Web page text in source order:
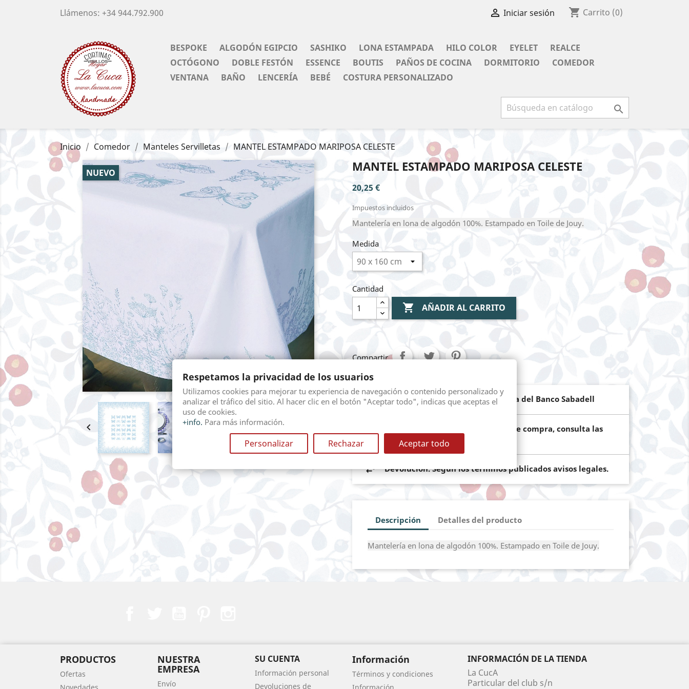
Llámenos: +34 944.792.900  Iniciar sesión shopping_cart Carrito (0)
BESPOKE ALGODÓN EGIPCIO SASHIKO LONA ESTAMPADA HILO COLOR EYELET
REALCE
OCTÓGONO
DOBLE FESTÓN ESSENCE BOUTIS PAÑOS DE COCINA DORMITORIO
COMEDOR
VENTANA
BAÑO LENCERÍA BEBÉ COSTURA PERSONALIZADO

Inicio Comedor Manteles Servilletas MANTEL ESTAMPADO MARIPOSA CELESTE
NUEVO

MANTEL ESTAMPADO MARIPOSA CELESTE
20,25 €
Impuestos incluidos
Mantelería en lona de algodón 100%. Estampado en Toile de Jouy.
Medida
Cantidad
 AÑADIR AL CARRITO
Compartir
Mediante pasarela de pago segura del Banco Sabadell
Envio gratuito según el importe de compra, consulta las
diferentes opciones.
Devolución. Según los terminos publicados avisos legales.
Descripción Detalles del producto
Mantelería en lona de algodón 100%. Estampado en Toile de Jouy.
PRODUCTOS
Ofertas
NUESTRA
EMPRESA
Envío
SU CUENTA
Información personal
Devoluciones de
Información
Términos y condiciones
INFORMACIÓN DE LA TIENDA
La CucA
Particular del club s/n
Respetamos la privacidad de los usuarios
Utilizamos cookies para mejorar tu experiencia de navegación o contenido personalizado y
analizar el tráfico del sitio. Al hacer clic en el botón "Aceptar todo", indicas que aceptas el
uso de cookies.
+info. Para más información.
Personalizar Rechazar Aceptar todo